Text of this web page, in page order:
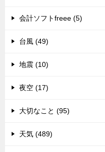
会計ソフトfreee (5)
台風 (49)
地震 (10)
夜空 (17)
大切なこと (95)
天気 (489)